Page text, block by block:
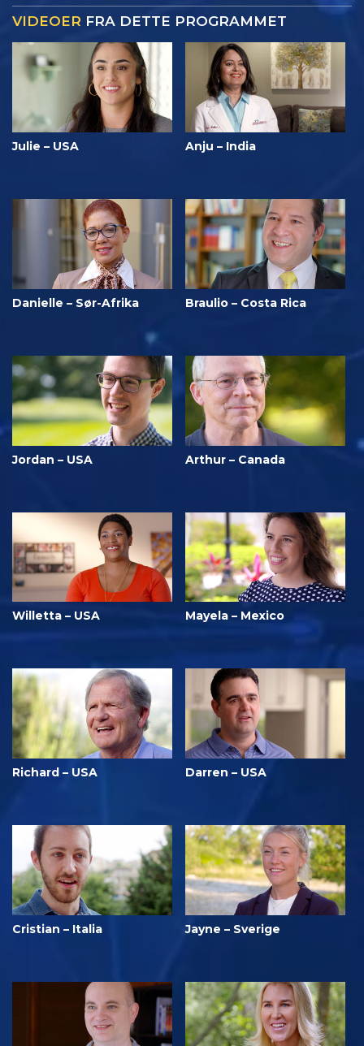
VIDEOER FRA DETTE PROGRAMMET
Julie – USA Anju – India
Danielle – Sør-Afrika Braulio – Costa Rica
Jordan – USA Arthur – Canada
Willetta – USA Mayela – Mexico
Richard – USA Darren – USA
Cristian – Italia Jayne – Sverige